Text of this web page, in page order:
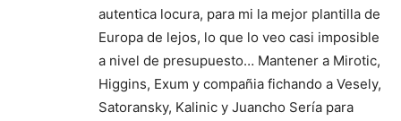
autentica locura, para mi la mejor plantilla de
Europa de lejos, lo que lo veo casi imposible
a nivel de presupuesto… Mantener a Mirotic,
Higgins, Exum y compañia fichando a Vesely,
Satoransky, Kalinic y Juancho Sería para